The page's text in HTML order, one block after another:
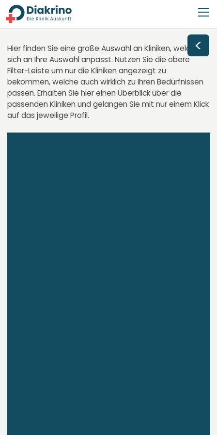
<
Hier finden Sie eine große Auswahl an Kliniken, welche
sich an Ihre Auswahl anpasst. Nutzen Sie die obere
Filter-Leiste um nur die Kliniken angezeigt zu
bekommen, welche auch wirklich zu Ihren Bedürfnissen
passen. Erhalten Sie hier einen Überblick über die
passenden Kliniken und gelangen Sie mit nur einem Klick
auf das jeweilige Profil.